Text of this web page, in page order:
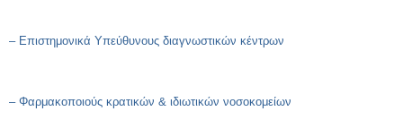
– Επιστημονικά Υπεύθυνους διαγνωστικών κέντρων
– Φαρμακοποιούς κρατικών & ιδιωτικών νοσοκομείων